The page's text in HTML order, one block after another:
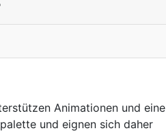
Animationen und eine
und eignen sich daher